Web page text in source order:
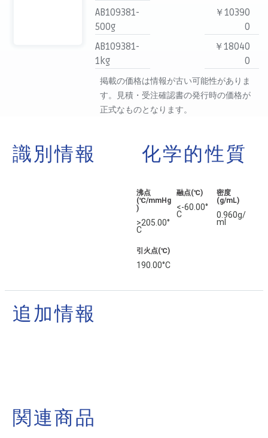
AB109381-
500g
￥10390
0
AB109381-
1kg
￥18040
0
掲載の価格は情報が古い可能性がありま
す。見積・受注確認書の発行時の価格が
正式なものとなります。
識別情報 化学的性質
沸点
(℃/mmHg
)
>205.00°
C
融点(℃)
<-60.00°
C
密度
(g/mL)
0.960g/
ml
引火点(℃)
190.00°C
追加情報
関連商品